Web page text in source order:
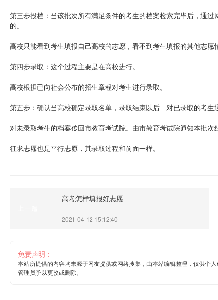
第三步投档：当该批次所有满足条件的考生的档案检索完毕后，通
的。
高校只能看到考生填报自己高校的志愿，看不到考生填报的其他志
第四步录取：这个过程主要是在高校进行。
高校根据已向社会公布的招生章程对考生进行录取。
第五步：确认当高校确定录取名单，录取结束以后，对已录取的考
对未录取考生的档案传回市教育考试院。由市教育考试院通知本批
征求志愿也是平行志愿，其录取过程和前面一样。
高考怎样填报好志愿
2021-04-12 15:12:40
免责声明：
本站所提供的内容均来源于网友提供或网络搜集，由本站编辑整理，仅供个
管理员予以更改或删除。